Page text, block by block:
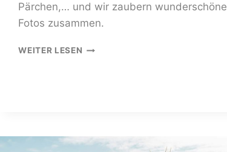
Pärchen,… und wir zaubern wunderschöne
Fotos zusammen.
WEITER LESEN FOTOSHOOTING